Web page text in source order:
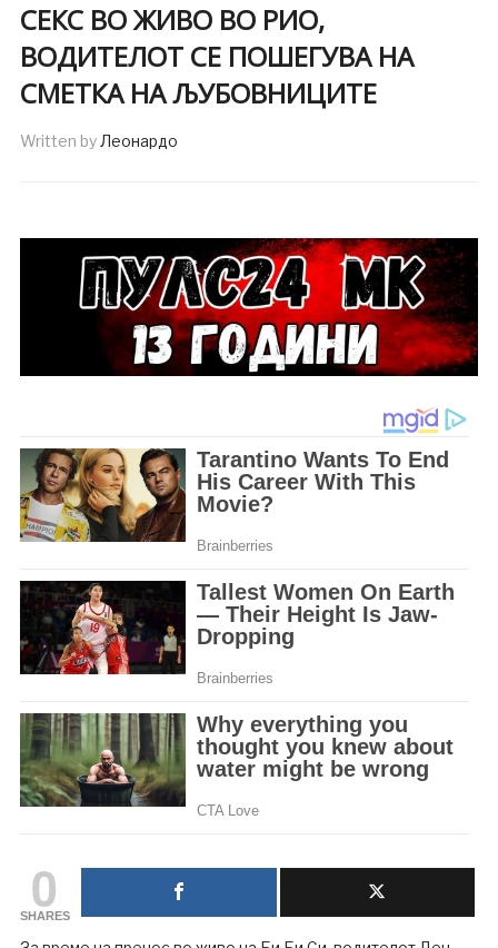
СЕКС ВО ЖИВО ВО РИО,
ВОДИТЕЛОТ СЕ ПОШЕГУВА НА
СМЕТКА НА ЉУБОВНИЦИТЕ
Written byЛеонардо
0
SHARES